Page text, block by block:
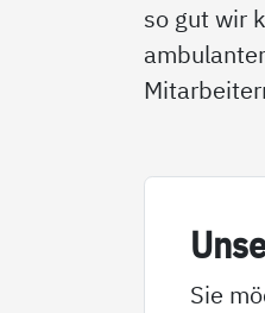
so gut wir
Sie